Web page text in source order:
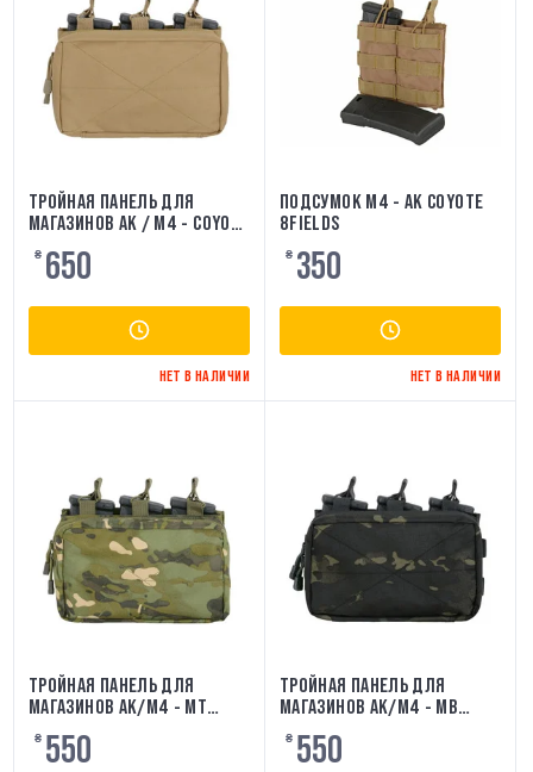
ТРОЙНАЯ ПАНЕЛЬ ДЛЯ
МАГАЗИНОВ AK / M4 - COYOTE
8FIELDS
₴ 650
НЕТ В НАЛИЧИИ
ПОДСУМОК M4 - AK COYOTE
8FIELDS
₴ 350
НЕТ В НАЛИЧИИ
ТРОЙНАЯ ПАНЕЛЬ ДЛЯ
МАГАЗИНОВ AK/M4 - MT
8FIELDS
₴ 550
ТРОЙНАЯ ПАНЕЛЬ ДЛЯ
МАГАЗИНОВ AK/M4 - MB
8FIELDS
₴ 550